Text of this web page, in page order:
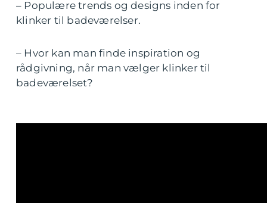
– Populære trends og designs inden for
klinker til badeværelser.
– Hvor kan man finde inspiration og
rådgivning, når man vælger klinker til
badeværelset?